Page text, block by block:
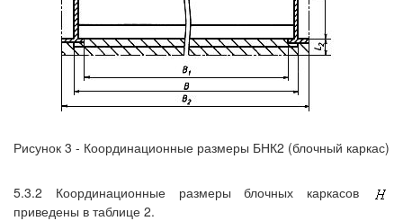
Рисунок 3 - Координационные размеры БНК2 (блочный каркас)
5.3.2 Координационные размеры блочных каркасов
приведены в таблице 2.